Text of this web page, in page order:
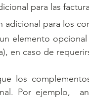
para las
adicional para los
elemento
en caso de
los
Por ejemplo,